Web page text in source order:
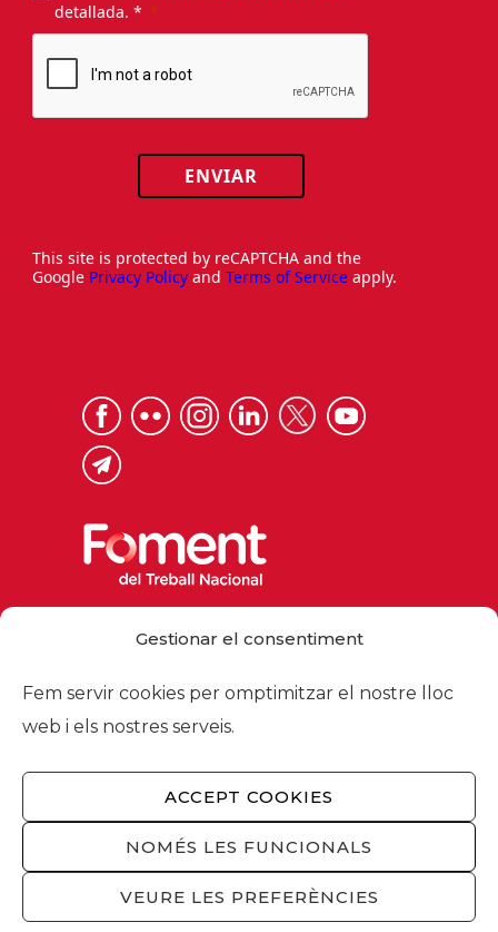
Gestionar el consentiment
Fem servir cookies per omptimitzar el nostre lloc
web i els nostres serveis.
ACCEPT COOKIES
NOMÉS LES FUNCIONALS
VEURE LES PREFERÈNCIES
detallada. *
ENVIAR
This site is protected by reCAPTCHA and the
Google Privacy Policy and Terms of Service apply.
foment@foment.com
© 2026 - Foment del Treball Nacional
Nosaltres
privacitat/ Política cookies/Privacitat
xarxes socials